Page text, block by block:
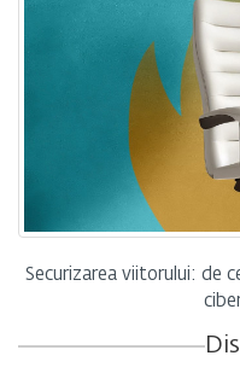
Securizarea viitorului: de